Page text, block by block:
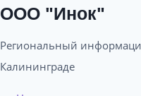
ООО "Инок"
Региональный
Калининграде​